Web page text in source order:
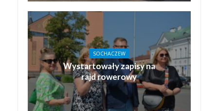
SOCHACZEW
Wystartowały zapisy na
rajd rowerowy